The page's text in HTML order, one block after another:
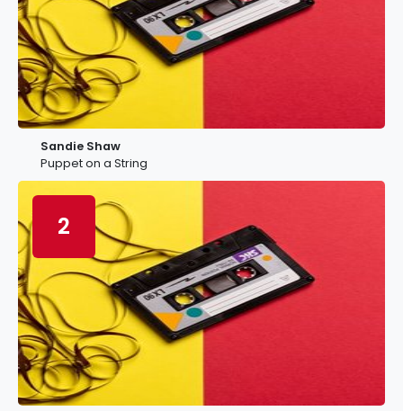
Sandie Shaw
Puppet on a String
2